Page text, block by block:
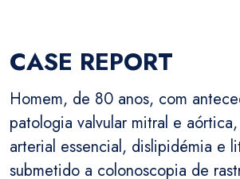
CASE REPORT
Homem, de 80 anos, com
patologia valvular mitral e
arterial essencial, dislipidémia e
submetido a colonoscopia de